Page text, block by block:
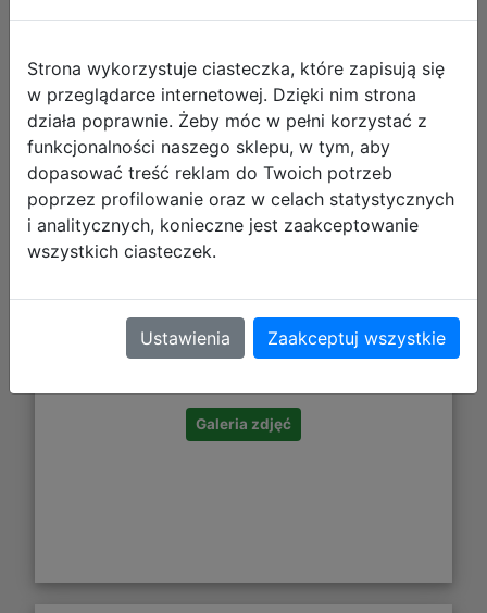
184,27 zł
DO KOSZYKA
Galeria zdjęć
Strona wykorzystuje ciasteczka, które zapisują się
w przeglądarce internetowej. Dzięki nim strona
działa poprawnie. Żeby móc w pełni korzystać z
funkcjonalności naszego sklepu, w tym, aby
dopasować treść reklam do Twoich potrzeb
poprzez profilowanie oraz w celach statystycznych
i analitycznych, konieczne jest zaakceptowanie
wszystkich ciasteczek.
Ustawienia Zaakceptuj wszystkie